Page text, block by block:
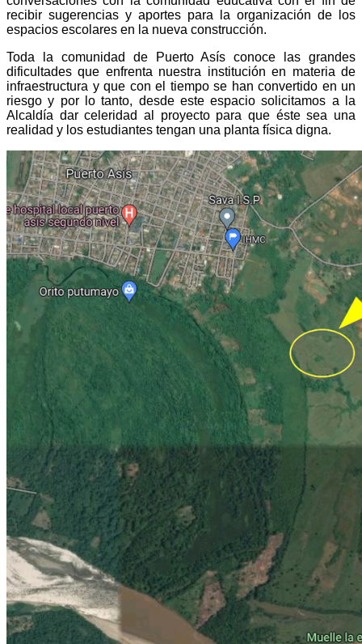
recibir sugerencias y aportes para la organización de los
espacios escolares en la nueva construcción.
Toda la comunidad de Puerto Asís conoce las grandes
dificultades que enfrenta nuestra institución en materia de
infraestructura y que con el tiempo se han convertido en un
riesgo y por lo tanto, desde este espacio solicitamos a la
Alcaldía dar celeridad al proyecto para que éste sea una
realidad y los estudiantes tengan una planta física digna.